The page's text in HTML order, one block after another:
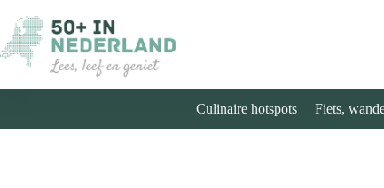
naar
de
inhoud
Culinaire hotspots Fiets,